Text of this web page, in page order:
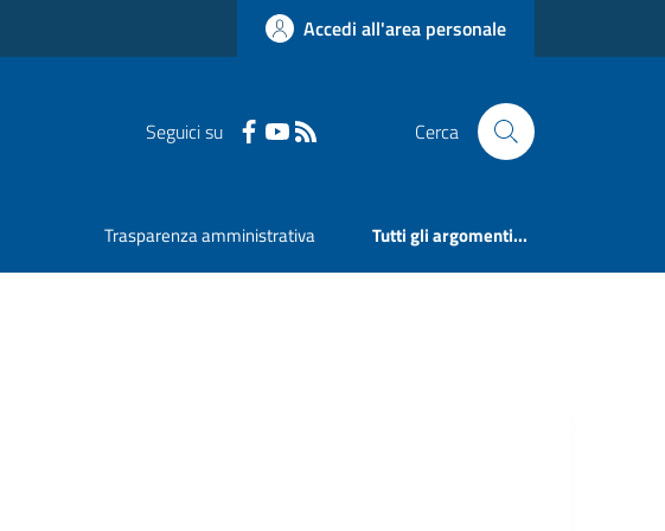
Accedi all'area personale
Seguici su Cerca
Trasparenza amministrativa Tutti gli argomenti...